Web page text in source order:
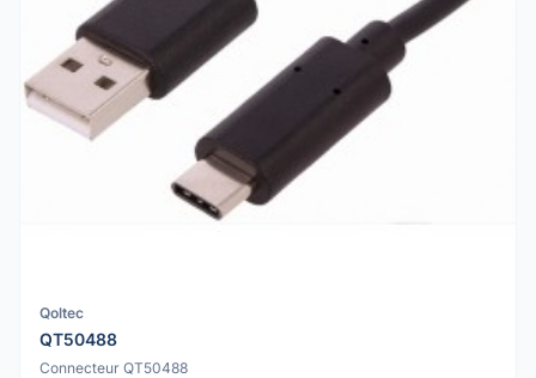
Qoltec
QT50488
Connecteur QT50488